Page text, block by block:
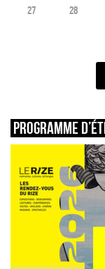
27 28
Programme